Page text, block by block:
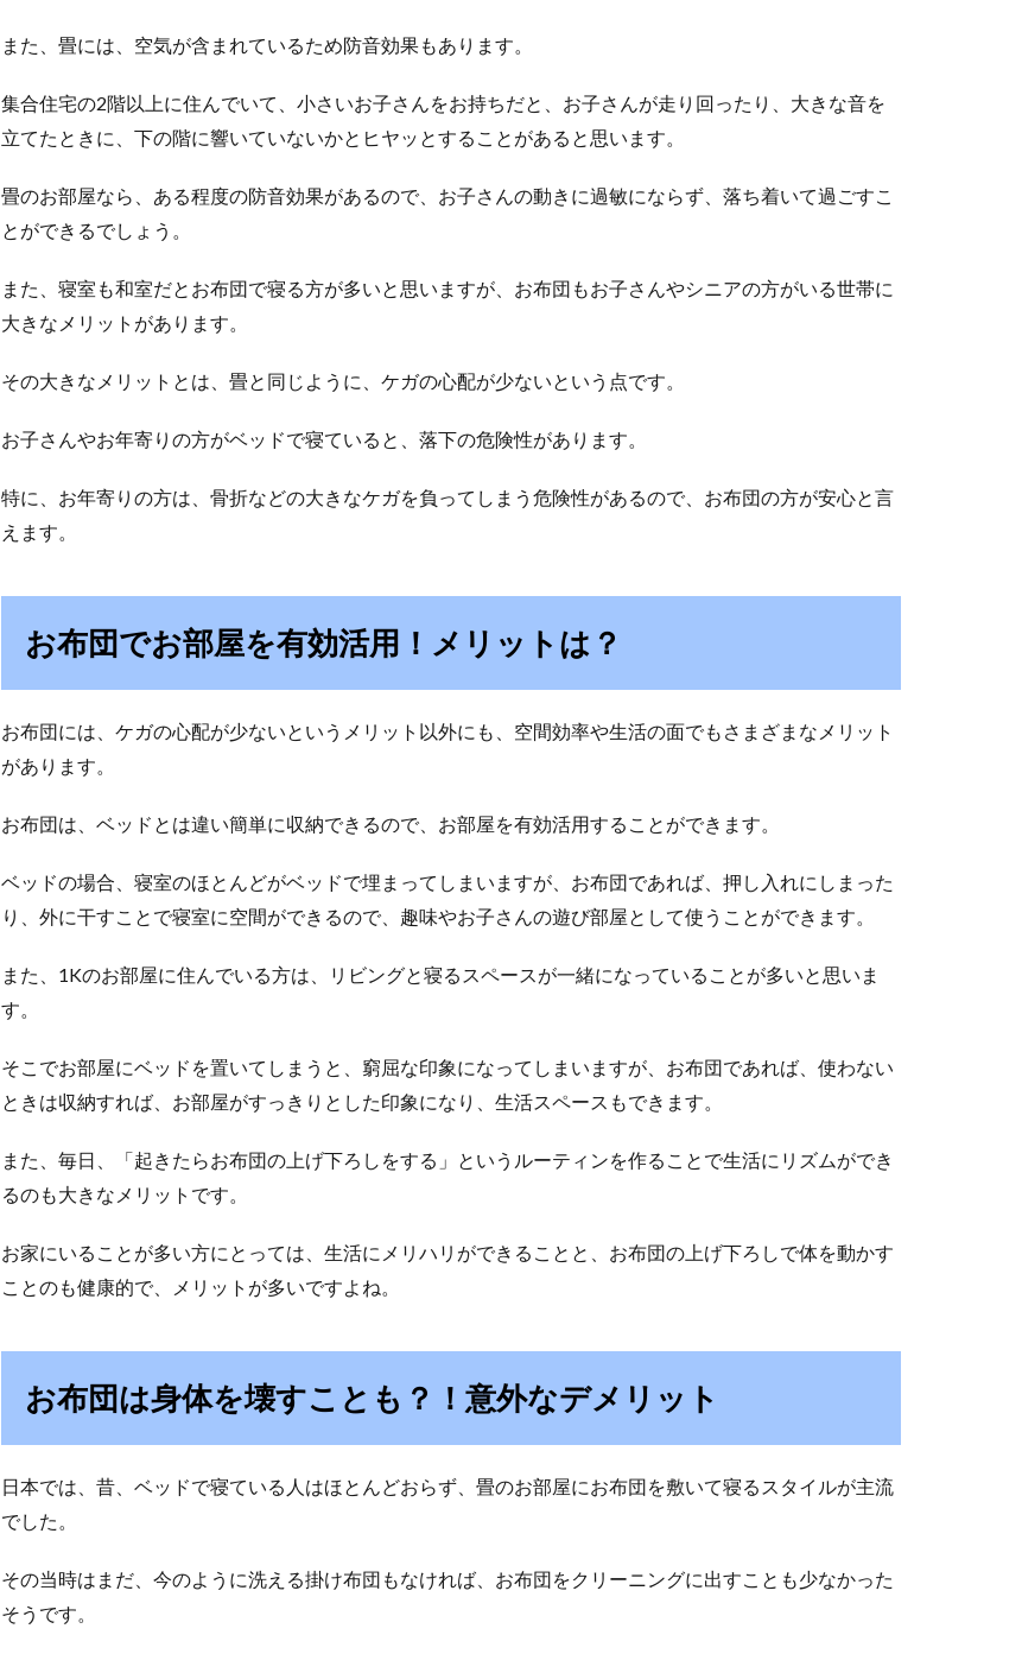
また、畳には、空気が含まれているため防音効果もあります。
集合住宅の2階以上に住んでいて、小さいお子さんをお持ちだと、お子さんが走り回ったり、大きな音を
立てたときに、下の階に響いていないかとヒヤッとすることがあると思います。
畳のお部屋なら、ある程度の防音効果があるので、お子さんの動きに過敏にならず、落ち着いて過ごすこ
とができるでしょう。
また、寝室も和室だとお布団で寝る方が多いと思いますが、お布団もお子さんやシニアの方がいる世帯に
大きなメリットがあります。
その大きなメリットとは、畳と同じように、ケガの心配が少ないという点です。
お子さんやお年寄りの方がベッドで寝ていると、落下の危険性があります。
特に、お年寄りの方は、骨折などの大きなケガを負ってしまう危険性があるので、お布団の方が安心と言
えます。
お布団でお部屋を有効活用！メリットは？
お布団には、ケガの心配が少ないというメリット以外にも、空間効率や生活の面でもさまざまなメリット
があります。
お布団は、ベッドとは違い簡単に収納できるので、お部屋を有効活用することができます。
ベッドの場合、寝室のほとんどがベッドで埋まってしまいますが、お布団であれば、押し入れにしまった
り、外に干すことで寝室に空間ができるので、趣味やお子さんの遊び部屋として使うことができます。
また、1Kのお部屋に住んでいる方は、リビングと寝るスペースが一緒になっていることが多いと思いま
す。
そこでお部屋にベッドを置いてしまうと、窮屈な印象になってしまいますが、お布団であれば、使わない
ときは収納すれば、お部屋がすっきりとした印象になり、生活スペースもできます。
また、毎日、「起きたらお布団の上げ下ろしをする」というルーティンを作ることで生活にリズムができ
るのも大きなメリットです。
お家にいることが多い方にとっては、生活にメリハリができることと、お布団の上げ下ろしで体を動かす
ことのも健康的で、メリットが多いですよね。
お布団は身体を壊すことも？！意外なデメリット
日本では、昔、ベッドで寝ている人はほとんどおらず、畳のお部屋にお布団を敷いて寝るスタイルが主流
でした。
その当時はまだ、今のように洗える掛け布団もなければ、お布団をクリーニングに出すことも少なかった
そうです。